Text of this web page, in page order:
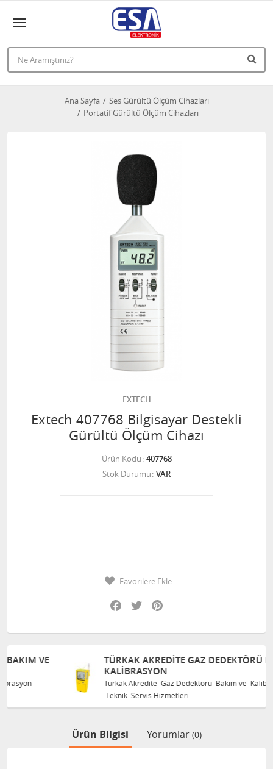
Ana Sayfa
Ses Gürültü Ölçüm Cihazları
Portatif Gürültü Ölçüm Cihazları
EXTECH
Extech 407768 Bilgisayar Destekli
Gürültü Ölçüm Cihazı
Ürün Kodu 407768
Stok Durumu VAR
Favorilere Ekle
Facebook
Twitter
TÜRKAK AKREDITE GAZ DEDEKTÖRÜ BAKIM VE
KALIBRASYON
Türkak Akredite Gaz Dedektörü Bakım ve Kalibrasyon
Teknik Servis Hizmetleri
Ürün Bilgisi Yorumlar (0)